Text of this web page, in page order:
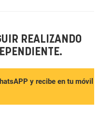
REALIZANDO
y recibe en tu móvil